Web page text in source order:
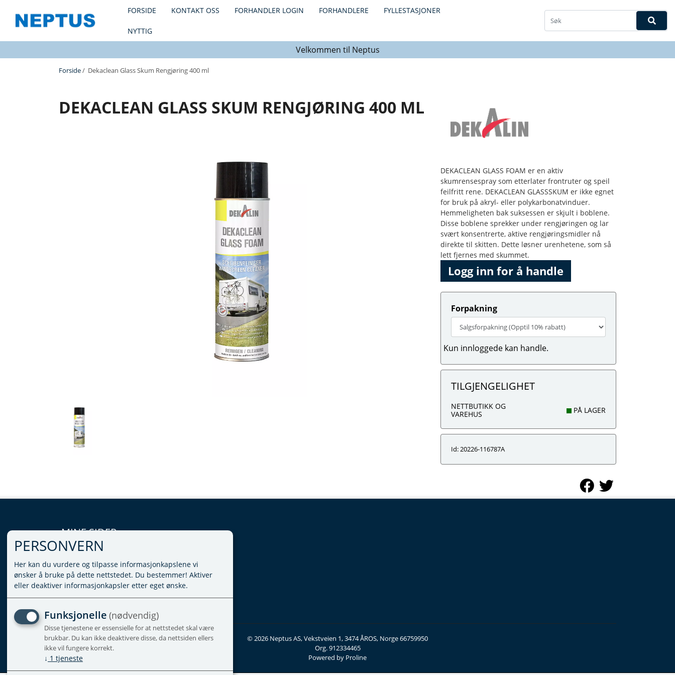
FORSIDE KONTAKT OSS FORHANDLER LOGIN FORHANDLERE FYLLESTASJONER
NYTTIG
Velkommen til Neptus
Forside/ Dekaclean Glass Skum Rengjøring 400 ml
DEKACLEAN GLASS SKUM RENGJØRING 400 ML
DEKACLEAN GLASS FOAM er en aktiv
skumrensespray som etterlater frontruter og speil
feilfritt rene. DEKACLEAN GLASSSKUM er ikke egnet
for bruk på akryl- eller polykarbonatvinduer.
Hemmeligheten bak suksessen er skjult i boblene.
Disse boblene sprekker under rengjøringen og lar
svært konsentrerte, aktive rengjøringsmidler nå
direkte til skitten. Dette løsner urenhetene, som så
lett fjernes med skummet.
Logg inn for å handle
Forpakning
Kun innloggede kan handle.
TILGJENGELIGHET
NETTBUTIKK OG
VAREHUS
PÅ LAGER
Id: 20226-116787A
MINE SIDER
LOGG INN
VILKÅR
PERSONVERNERKLÆRING
ADMINISTRER COOKIES
© 2026 Neptus AS, Vekstveien 1, 3474 ÅROS, Norge 66759950
Org. 912334465
Powered by Proline
PERSONVERN
Her kan du vurdere og tilpasse informasjonkapslene vi
ønsker å bruke på dette nettstedet. Du bestemmer! Aktiver
eller deaktiver informasjonkapsler etter eget ønske.
Funksjonelle (nødvendig)
Disse tjenestene er essensielle for at nettstedet skal være
brukbar. Du kan ikke deaktivere disse, da nettsiden ellers
ikke vil fungere korrekt.
↓ 1 tjeneste